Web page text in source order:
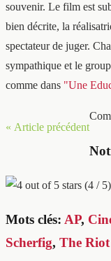
souvenir. Le film est
bien décrite, la
spectateur de juger.
sympathique et le
comme dans "Une
« Article précédent
(4 / 5)
Mots clés: AP,
Scherfig, The